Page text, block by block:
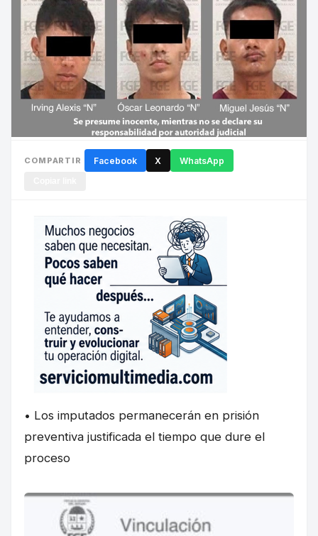
COMPARTIR Facebook X WhatsApp
• Los imputados permanecerán en prisión
preventiva justificada el tiempo que dure el
proceso